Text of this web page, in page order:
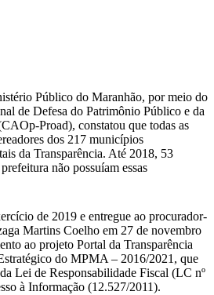
Público do Maranhão, por meio do
de Defesa do Patrimônio Público e da
Proad), constatou que todas as
dos 217 municípios
da Transparência. Até 2018, 53
não possuíam essas
de 2019 e entregue ao procurador-
Martins Coelho em 27 de novembro
ao projeto Portal da Transparência
do MPMA – 2016/2021, que
Lei de Responsabilidade Fiscal (LC nº
à Informação (12.527/2011).